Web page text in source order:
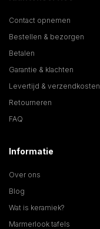
Contact opnemen
Bestellen & bezorgen
Betalen
Garantie & klachten
Levertijd & verzendkosten
Retourneren
FAQ
Informatie
Over ons
Blog
Wat is keramiek?
Marmerlook tafels